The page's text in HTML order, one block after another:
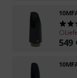
549